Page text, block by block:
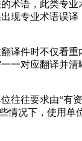
语，此类专
专业术语误
译件时不仅看
一对应翻译并
往要求由“有
情况下，使用